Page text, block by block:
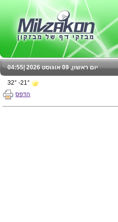
הדפס
04:55 יום ראשון, 09 אוגוסט 2026 |
21°- 32°